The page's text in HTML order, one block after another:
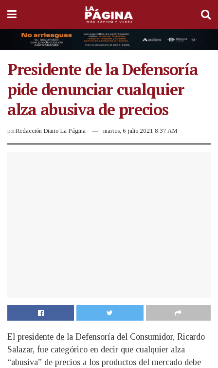
Presidente de la Defensoría
pide denunciar cualquier
alza abusiva de precios
porRedacción Diario La Página martes, 6 julio 2021 8:37 AM
El presidente de la Defensoría del Consumidor, Ricardo
Salazar, fue categórico en decir que cualquier alza
“abusiva” de precios a los productos del mercado debe